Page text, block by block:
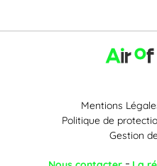
Mentions
Politique de
Gestion